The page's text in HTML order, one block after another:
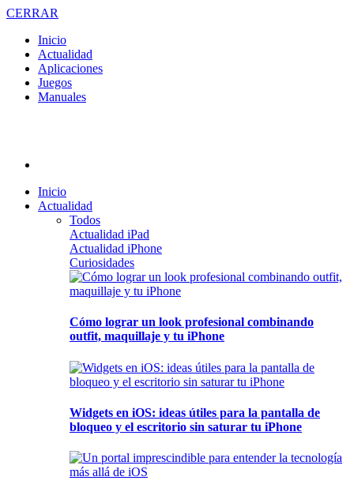
CERRAR
Inicio
Actualidad
Aplicaciones
Juegos
Manuales
Inicio
Actualidad
Todos
Actualidad iPad
Actualidad iPhone
Curiosidades
Cómo lograr un look profesional combinando
outfit, maquillaje y tu iPhone
Widgets en iOS: ideas útiles para la pantalla de
bloqueo y el escritorio sin saturar tu iPhone